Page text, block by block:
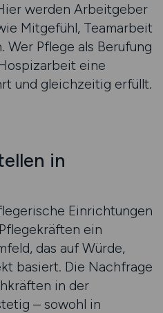
werden Arbeitgeber
Mitgefühl, Teamarbeit
Pflege als Berufung
eine
und gleichzeitig erfüllt.
in
Einrichtungen
ein
das auf Würde,
basiert. Die Nachfrage
in der
– sowohl in